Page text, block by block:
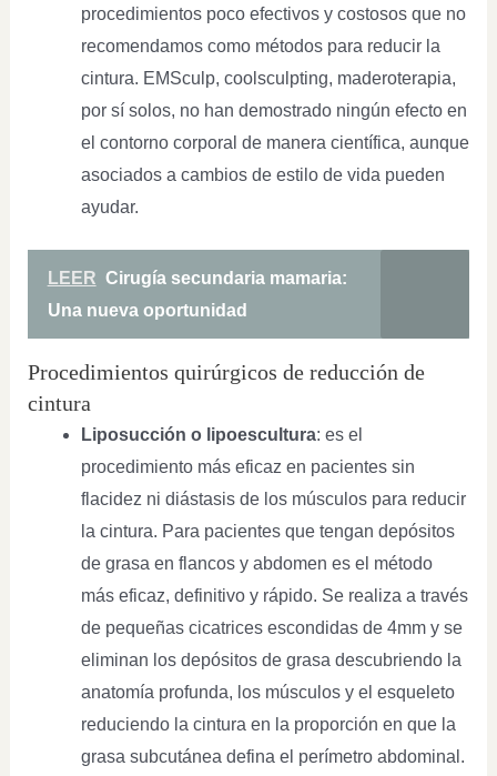
procedimientos poco efectivos y costosos que no
recomendamos como métodos para reducir la
cintura. EMSculp, coolsculpting, maderoterapia,
por sí solos, no han demostrado ningún efecto en
el contorno corporal de manera científica, aunque
asociados a cambios de estilo de vida pueden
ayudar.
LEER Cirugía secundaria mamaria:
Una nueva oportunidad
Procedimientos quirúrgicos de reducción de
cintura
Liposucción o lipoescultura: es el
procedimiento más eficaz en pacientes sin
flacidez ni diástasis de los músculos para reducir
la cintura. Para pacientes que tengan depósitos
de grasa en flancos y abdomen es el método
más eficaz, definitivo y rápido. Se realiza a través
de pequeñas cicatrices escondidas de 4mm y se
eliminan los depósitos de grasa descubriendo la
anatomía profunda, los músculos y el esqueleto
reduciendo la cintura en la proporción en que la
grasa subcutánea defina el perímetro abdominal.